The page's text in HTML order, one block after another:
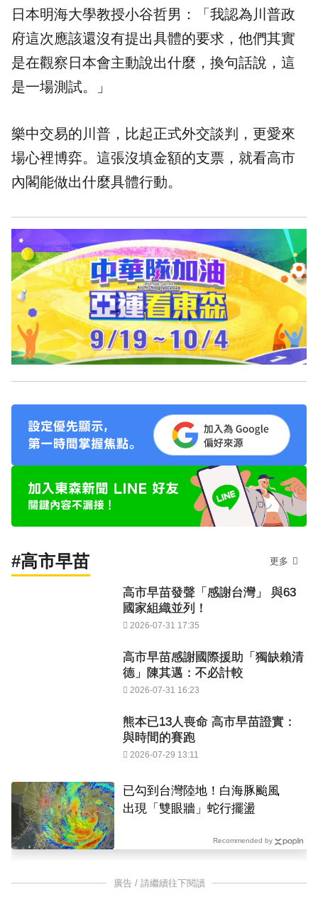
日本明海大學教授小谷哲男：「我認為川普政
府這次應該還沒有提出具體的要求，他們其實
是在觀察日本會主動說出什麼，換句話說，這
是一場測試。」
樂中交易的川普，比起正式外交談判，更愛來
場心裡博弈。這張沒填金額的支票，就看高市
內閣能做出什麼具體行動。
#高市早苗 更多
高市早苗發聲「感謝台灣」 與63
國家組織並列！
2026-07-31 17:35
高市早苗感謝國際援助「獨缺賴清
德」陳其邁：不必計較
2026-07-31 16:23
熊本已13人喪命 高市早苗證實：
與時間的賽跑
2026-07-29 13:11
已勾到台灣陸地！白海豚颱風
出現「雙眼牆」蛇行擺盪
Recommended by
廣告 / 請繼續往下閱讀